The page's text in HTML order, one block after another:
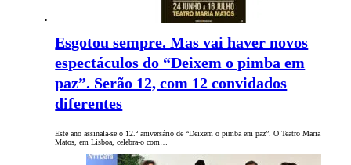
Esgotou sempre. Mas vai haver novos
espectáculos do “Deixem o pimba em
paz”. Serão 12, com 12 convidados
diferentes
Este ano assinala-se o 12.º aniversário de “Deixem o pimba em paz”. O Teatro Maria
Matos, em Lisboa, celebra-o com…